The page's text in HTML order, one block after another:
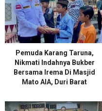
Pemuda Karang Taruna,
Nikmati Indahnya Bukber
Bersama Irema Di Masjid
Mato AIA, Duri Barat